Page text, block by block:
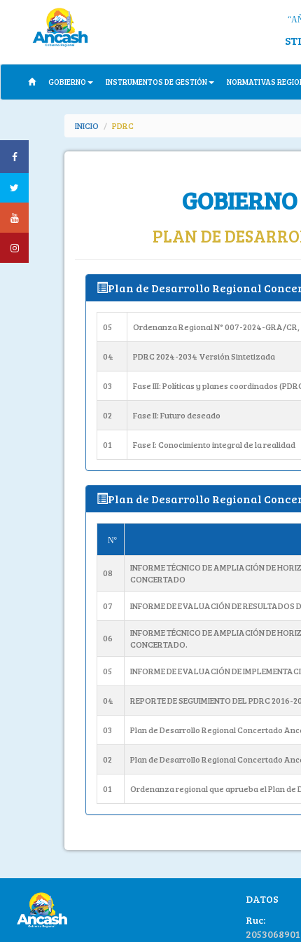
GOBIERNO INSTRUMENTOS DE GESTIÓN NORMATIVAS
INICIO PDRC
PLAN DE
Plan de Desarrollo Regional
05 Ordenanza Regional N° 007-2024-GRA/
04 PDRC 2024-2034 Versión Sintetizada
03 Fase III: Políticas y planes coordinados
02 Fase II: Futuro deseado
01 Fase I: Conocimiento integral de la realidad
Plan de Desarrollo Regional
Nº
08
INFORME TÉCNICO DE AMPLIACIÓN DE
CONCERTADO
07 INFORME DE EVALUACIÓN DE RESULTADOS
06
INFORME TÉCNICO DE AMPLIACIÓN DE
CONCERTADO.
05 INFORME DE EVALUACIÓN DE
04 REPORTE DE SEGUIMIENTO DEL PDRC 2016-
03 Plan de Desarrollo Regional Concertado
02 Plan de Desarrollo Regional Concertado
01 Ordenanza regional que aprueba el Plan de
DATOS
Ruc: